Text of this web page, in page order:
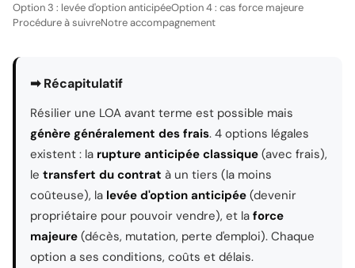
Option 3 : levée d'option anticipéeOption 4 : cas force majeure
Procédure à suivreNotre accompagnement
➡ Récapitulatif
Résilier une LOA avant terme est possible mais
génère généralement des frais. 4 options légales
existent : la rupture anticipée classique (avec frais),
le transfert du contrat à un tiers (la moins
coûteuse), la levée d'option anticipée (devenir
propriétaire pour pouvoir vendre), et la force
majeure (décès, mutation, perte d'emploi). Chaque
option a ses conditions, coûts et délais.